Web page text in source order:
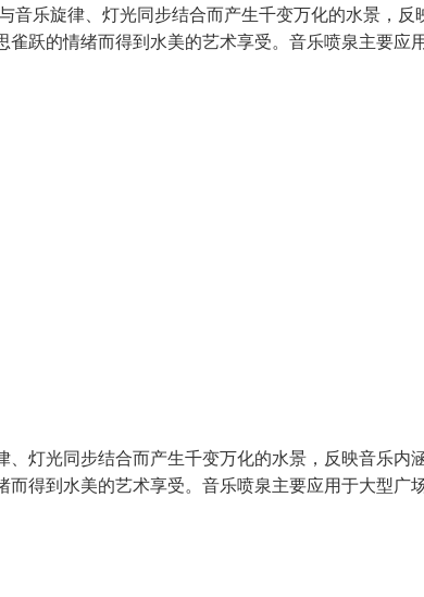
音乐旋律、灯光同步结合而产生千变万化的水景，反
跃的情绪而得到水美的艺术享受。音乐喷泉主要应
灯光同步结合而产生千变万化的水景，反映音乐内
得到水美的艺术享受。音乐喷泉主要应用于大型广